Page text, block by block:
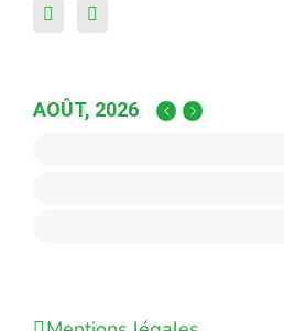
AOÛT, 2026